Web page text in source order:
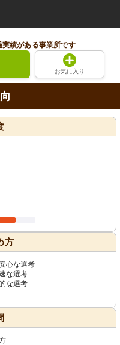
績がある事業所です
お気に入り
方
心な選考
な選考
な選考